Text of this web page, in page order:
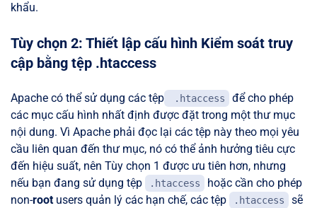
khẩu.
Tùy chọn 2: Thiết lập cấu hình Kiểm soát truy
cập bằng tệp .htaccess
Apache có thể sử dụng các tệp .htaccess
để cho phép
các mục cấu hình nhất định được đặt trong một thư mục
nội dung. Vì Apache phải đọc lại các tệp này theo mọi yêu
cầu liên quan đến thư mục, nó có thể ảnh hưởng tiêu cực
đến hiệu suất, nên Tùy chọn 1 được ưu tiên hơn, nhưng
nếu bạn đang sử dụng tệp
.htaccess
hoặc cần cho phép
non-rootusers quản lý các hạn chế, các tệp .htaccess
sẽ